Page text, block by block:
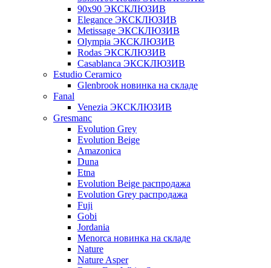
90x90 ЭКСКЛЮЗИВ
Elegance ЭКСКЛЮЗИВ
Metissage ЭКСКЛЮЗИВ
Olympia ЭКСКЛЮЗИВ
Rodas ЭКСКЛЮЗИВ
Сasablanca ЭКСКЛЮЗИВ
Estudio Ceramico
Glenbrook новинка на складе
Fanal
Venezia ЭКСКЛЮЗИВ
Gresmanc
Evolution Grey
Evolution Beige
Amazonica
Duna
Etna
Evolution Beige распродажа
Evolution Grey распродажа
Fuji
Gobi
Jordania
Menorca новинка на складе
Nature
Nature Asper